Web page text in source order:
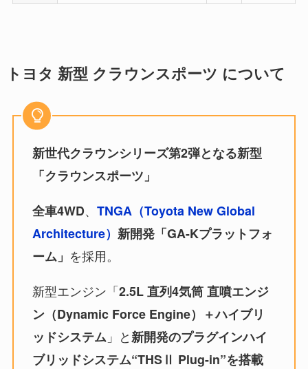
トヨタ 新型 クラウンスポーツ について
新世代クラウンシリーズ第2弾となる新型
「クラウンスポーツ」
全車4WD、 TNGA（Toyota New Global
Architecture） 新開発「GA-Kプラットフォ
ーム」 を採用。
新型エンジン「2.5L 直列4気筒 直噴エンジ
ン（Dynamic Force Engine）＋ハイブリ
ッドシステム 」と新開発のプラグインハイ
ブリッドシステム“THSⅡ Plug-in”を搭載